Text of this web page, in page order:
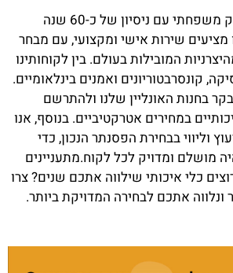
בית הפסנתר הוא עסק משפחתי עם ניסיון של כ-60 שנה
שירות אישי ומקצועי, עם מבחר
המובילות בעולם. בין לקוחותינו
קונסרבטוריונים ואמנים בינלאומיים.
בחנות האונליין שלנו ולהתרשם
במחירים אטרקטיביים. בנוסף, אנו
וליווי בבחירת הפסנתר הנכון, כדי
מושלם ומדויק לכל לקוח.מתעניינים
כלי איכותי שילווה אתכם שנים? צרו
אתכם לבחירה המדויקת ביותר.